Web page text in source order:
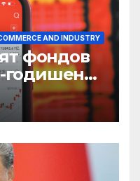
AND INDUSTRY
фондов
годишен